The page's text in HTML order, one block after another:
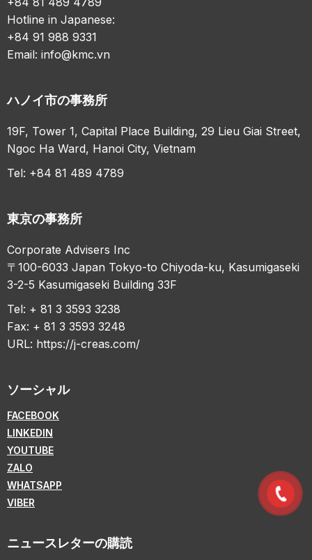
Hotline in Japanese:
+84 91 988 9331
Email:info@kmc.vn
ハノイ市の事務所
19F, Tower 1, Capital Place Building, 29 Lieu Giai Street,
Ngoc Ha Ward, Hanoi City, Vietnam
Tel: +84 81 489 4789
東京の事務所
Corporate Advisers Inc
〒100-6033 Japan Tokyo-to Chiyoda-ku, Kasumigaseki
3-2-5 Kasumigaseki Building 33F
Tel: + 81 3 3593 3238
Fax: + 81 3 3593 3248
URL: https://j-creas.com/
ソーシャル
FACEBOOK
LINKEDIN
YOUTUBE
ZALO
WHATSAPP
VIBER
ニュースレターの購読